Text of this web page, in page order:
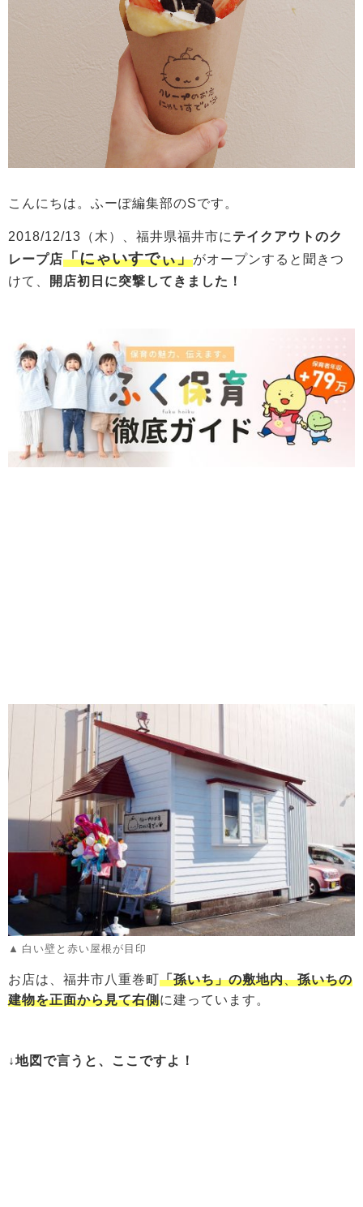
こんにちは。ふーぽ編集部のSです。
2018/12/13（木）、福井県福井市に テイクアウトのク
レープ店「にゃいすでぃ」がオープンすると聞きつ
けて、
開店初日に突撃してきました！
白い壁と赤い屋根が目印
お店は、福井市八重巻町「孫いち」の敷地内、孫いちの
建物を正面から見て右側に建っています。
↓地図で言うと、ここですよ！